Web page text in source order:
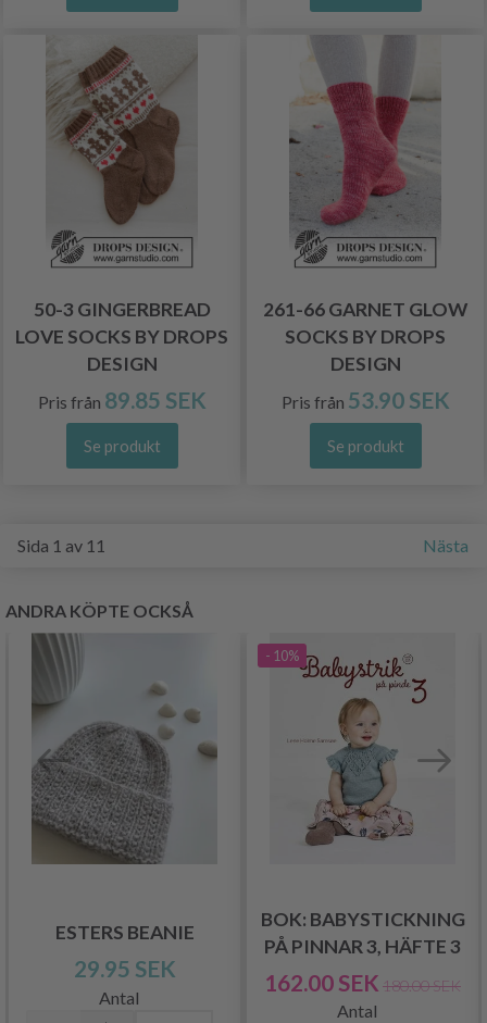
50-3 GINGERBREAD
LOVE SOCKS BY DROPS
DESIGN
Pris från 89.85 SEK
Se produkt
261-66 GARNET GLOW
SOCKS BY DROPS
DESIGN
Pris från 53.90 SEK
Se produkt
Sida 1 av 11 Nästa
ANDRA KÖPTE OCKSÅ
ESTERS BEANIE
29.95 SEK
Antal
- 10%
BOK: BABYSTICKNING
PÅ PINNAR 3, HÄFTE 3
162.00 SEK 180.00 SEK
Antal